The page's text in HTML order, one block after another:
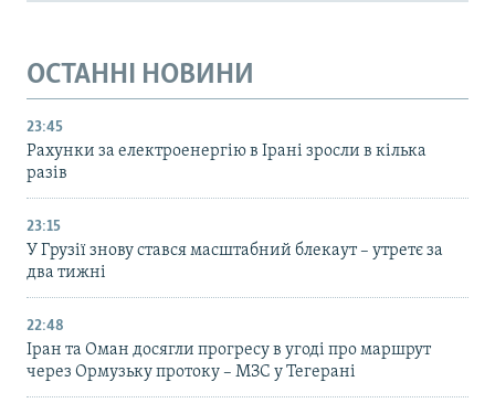
ОСТАННІ НОВИНИ
23:45
Рахунки за електроенергію в Ірані зросли в кілька
разів
23:15
У Грузії знову стався масштабний блекаут – утретє за
два тижні
22:48
Іран та Оман досягли прогресу в угоді про маршрут
через Ормузьку протоку – МЗС у Тегерані